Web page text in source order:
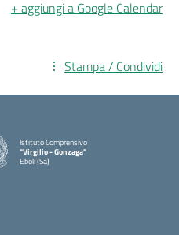
+ aggiungi a Google Calendar
Stampa / Condividi
Istituto Comprensivo
"Virgilio - Gonzaga"
Eboli (Sa)